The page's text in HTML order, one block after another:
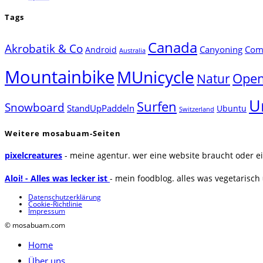
Tags
Akrobatik & Co Android Australia Canada Canyoning
MountainbikeMUnicycle Natur
Snowboard StandUpPaddeln Surfen Switzerland Ubuntu
Weitere mosabuam-Seiten
pixelcreatures - meine agentur. wer eine website braucht oder
Aloi! - Alles was lecker ist - mein foodblog. alles was
Datenschutzerklärung
Cookie-Richtlinie
Impressum
© mosabuam.com
Home
Über uns